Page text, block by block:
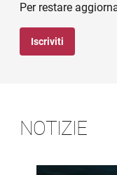
Per restare
Iscriviti
NOTIZIE